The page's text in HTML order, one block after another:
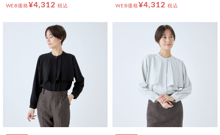
WEB価格¥4,312 税込 WEB価格¥4,312 税込